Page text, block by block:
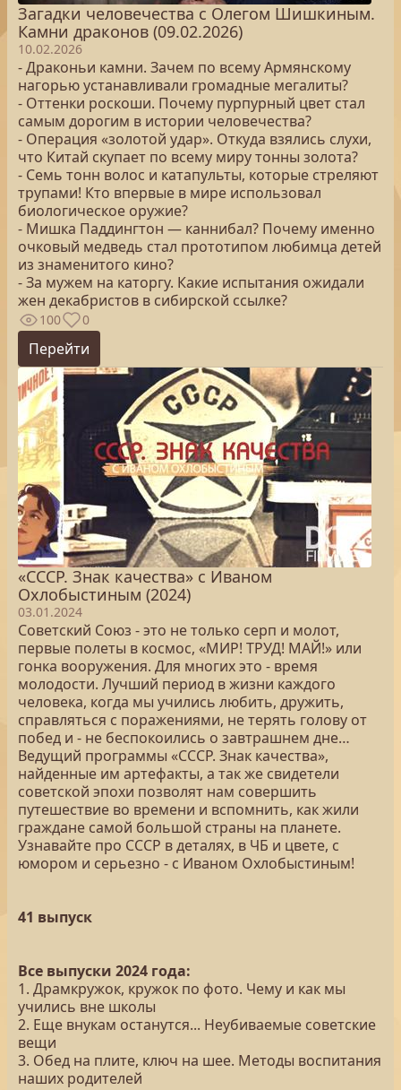
Загадки человечества с Олегом Шишкиным.
Камни драконов (09.02.2026)
10.02.2026
- Драконьи камни. Зачем по всему Армянскому
нагорью устанавливали громадные мегалиты?
- Оттенки роскоши. Почему пурпурный цвет стал
самым дорогим в истории человечества?
- Операция «золотой удар». Откуда взялись слухи,
что Китай скупает по всему миру тонны золота?
- Семь тонн волос и катапульты, которые стреляют
трупами! Кто впервые в мире использовал
биологическое оружие?
- Мишка Паддингтон — каннибал? Почему именно
очковый медведь стал прототипом любимца детей
из знаменитого кино?
- За мужем на каторгу. Какие испытания ожидали
жен декабристов в сибирской ссылке?
100 0
Перейти
«СССР. Знак качества» с Иваном
Охлобыстиным (2024)
03.01.2024
Советский Союз - это не только серп и молот,
первые полеты в космос, «МИР! ТРУД! МАЙ!» или
гонка вооружения. Для многих это - время
молодости. Лучший период в жизни каждого
человека, когда мы учились любить, дружить,
справляться с поражениями, не терять голову от
побед и - не беспокоились о завтрашнем дне…
Ведущий программы «СССР. Знак качества»,
найденные им артефакты, а так же свидетели
советской эпохи позволят нам совершить
путешествие во времени и вспомнить, как жили
граждане самой большой страны на планете.
Узнавайте про СССР в деталях, в ЧБ и цвете, с
юмором и серьезно - с Иваном Охлобыстиным!
41 выпуск
Все выпуски 2024 года:
1. Драмкружок, кружок по фото. Чему и как мы
учились вне школы
2. Еще внукам останутся... Неубиваемые советские
вещи
3. Обед на плите, ключ на шее. Методы воспитания
наших родителей